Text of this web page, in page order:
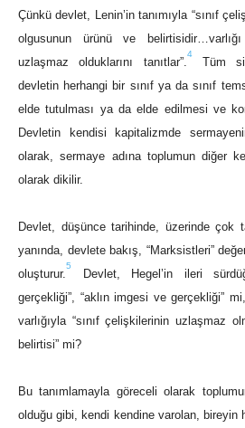
Çünkü devlet, Lenin’in tanımıyla “sınıf
olgusunun ürünü ve
uzlaşmaz olduklarını tanıtlar”.
4
Tüm
devletin herhangi bir sınıf ya da sınıf
elde tutulması ya da elde edilmesi ve
Devletin kendisi kapitalizmde
olarak, sermaye adına toplumun diğer
olarak dikilir.
Devlet, düşünce tarihinde, üzerinde çok
yanında, devlete bakış, “Marksistleri”
oluşturur.
5
Devlet, Hegel’in ileri
gerçekliği”, “aklın imgesi ve gerçekliği”
varlığıyla “sınıf çelişkilerinin uzlaşmaz
belirtisi” mi?
Bu tanımlamayla göreceli olarak
olduğu gibi, kendi kendine varolan, bireyin